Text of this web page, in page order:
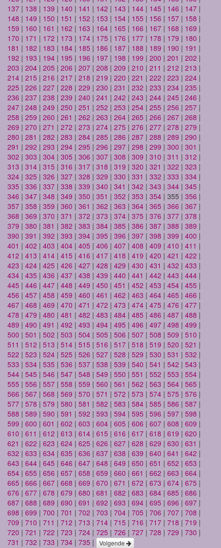
137 | 138 | 139 | 140 | 141 | 142 | 143 | 144 | 145 | 146 | 147 |
148 | 149 | 150 | 151 | 152 | 153 | 154 | 155 | 156 | 157 | 158 |
159 | 160 | 161 | 162 | 163 | 164 | 165 | 166 | 167 | 168 | 169 |
170 | 171 | 172 | 173 | 174 | 175 | 176 | 177 | 178 | 179 | 180 |
181 | 182 | 183 | 184 | 185 | 186 | 187 | 188 | 189 | 190 | 191 |
192 | 193 | 194 | 195 | 196 | 197 | 198 | 199 | 200 | 201 | 202 |
203 | 204 | 205 | 206 | 207 | 208 | 209 | 210 | 211 | 212 | 213 |
214 | 215 | 216 | 217 | 218 | 219 | 220 | 221 | 222 | 223 | 224 |
225 | 226 | 227 | 228 | 229 | 230 | 231 | 232 | 233 | 234 | 235 |
236 | 237 | 238 | 239 | 240 | 241 | 242 | 243 | 244 | 245 | 246 |
247 | 248 | 249 | 250 | 251 | 252 | 253 | 254 | 255 | 256 | 257 |
258 | 259 | 260 | 261 | 262 | 263 | 264 | 265 | 266 | 267 | 268 |
269 | 270 | 271 | 272 | 273 | 274 | 275 | 276 | 277 | 278 | 279 |
280 | 281 | 282 | 283 | 284 | 285 | 286 | 287 | 288 | 289 | 290 |
291 | 292 | 293 | 294 | 295 | 296 | 297 | 298 | 299 | 300 | 301 |
302 | 303 | 304 | 305 | 306 | 307 | 308 | 309 | 310 | 311 | 312 |
313 | 314 | 315 | 316 | 317 | 318 | 319 | 320 | 321 | 322 | 323 |
324 | 325 | 326 | 327 | 328 | 329 | 330 | 331 | 332 | 333 | 334 |
335 | 336 | 337 | 338 | 339 | 340 | 341 | 342 | 343 | 344 | 345 |
346 | 347 | 348 | 349 | 350 | 351 | 352 | 353 | 354 | 355 | 356 |
357 | 358 | 359 | 360 | 361 | 362 | 363 | 364 | 365 | 366 | 367 |
368 | 369 | 370 | 371 | 372 | 373 | 374 | 375 | 376 | 377 | 378 |
379 | 380 | 381 | 382 | 383 | 384 | 385 | 386 | 387 | 388 | 389 |
390 | 391 | 392 | 393 | 394 | 395 | 396 | 397 | 398 | 399 | 400 |
401 | 402 | 403 | 404 | 405 | 406 | 407 | 408 | 409 | 410 | 411 |
412 | 413 | 414 | 415 | 416 | 417 | 418 | 419 | 420 | 421 | 422 |
423 | 424 | 425 | 426 | 427 | 428 | 429 | 430 | 431 | 432 | 433 |
434 | 435 | 436 | 437 | 438 | 439 | 440 | 441 | 442 | 443 | 444 |
445 | 446 | 447 | 448 | 449 | 450 | 451 | 452 | 453 | 454 | 455 |
456 | 457 | 458 | 459 | 460 | 461 | 462 | 463 | 464 | 465 | 466 |
467 | 468 | 469 | 470 | 471 | 472 | 473 | 474 | 475 | 476 | 477 |
478 | 479 | 480 | 481 | 482 | 483 | 484 | 485 | 486 | 487 | 488 |
489 | 490 | 491 | 492 | 493 | 494 | 495 | 496 | 497 | 498 | 499 |
500 | 501 | 502 | 503 | 504 | 505 | 506 | 507 | 508 | 509 | 510 |
511 | 512 | 513 | 514 | 515 | 516 | 517 | 518 | 519 | 520 | 521 |
522 | 523 | 524 | 525 | 526 | 527 | 528 | 529 | 530 | 531 | 532 |
533 | 534 | 535 | 536 | 537 | 538 | 539 | 540 | 541 | 542 | 543 |
544 | 545 | 546 | 547 | 548 | 549 | 550 | 551 | 552 | 553 | 554 |
555 | 556 | 557 | 558 | 559 | 560 | 561 | 562 | 563 | 564 | 565 |
566 | 567 | 568 | 569 | 570 | 571 | 572 | 573 | 574 | 575 | 576 |
577 | 578 | 579 | 580 | 581 | 582 | 583 | 584 | 585 | 586 | 587 |
588 | 589 | 590 | 591 | 592 | 593 | 594 | 595 | 596 | 597 | 598 |
599 | 600 | 601 | 602 | 603 | 604 | 605 | 606 | 607 | 608 | 609 |
610 | 611 | 612 | 613 | 614 | 615 | 616 | 617 | 618 | 619 | 620 |
621 | 622 | 623 | 624 | 625 | 626 | 627 | 628 | 629 | 630 | 631 |
632 | 633 | 634 | 635 | 636 | 637 | 638 | 639 | 640 | 641 | 642 |
643 | 644 | 645 | 646 | 647 | 648 | 649 | 650 | 651 | 652 | 653 |
654 | 655 | 656 | 657 | 658 | 659 | 660 | 661 | 662 | 663 | 664 |
665 | 666 | 667 | 668 | 669 | 670 | 671 | 672 | 673 | 674 | 675 |
676 | 677 | 678 | 679 | 680 | 681 | 682 | 683 | 684 | 685 | 686 |
687 | 688 | 689 | 690 | 691 | 692 | 693 | 694 | 695 | 696 | 697 |
698 | 699 | 700 | 701 | 702 | 703 | 704 | 705 | 706 | 707 | 708 |
709 | 710 | 711 | 712 | 713 | 714 | 715 | 716 | 717 | 718 | 719 |
720 | 721 | 722 | 723 | 724 | 725 | 726 | 727 | 728 | 729 | 730 |
731 | 732 | 733 | 734 | 735 | Volgende